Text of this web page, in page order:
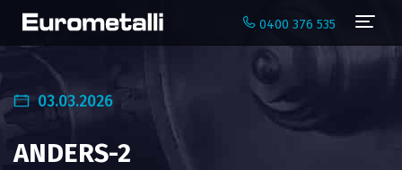
0400 376 535
03.03.2026
ANDERS-2